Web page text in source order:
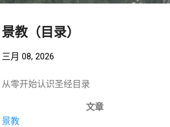
景教（目录）
三月 08, 2026
从零开始认识圣经目录
文章
景教